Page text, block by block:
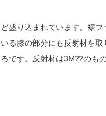
盛り込まれています。裾フ
る膝の部分にも反射材を
です。反射材は3M??のもの